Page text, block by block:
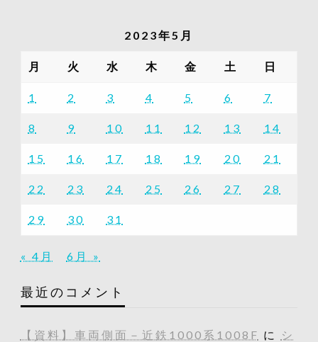
一
2023年5月
月 火 水 木 金 土 日
1 2 3 4 5 6 7
8 9 10 11 12 13 14
15 16 17 18 19 20 21
22 23 24 25 26 27 28
29 30 31
« 4月 6月 »
最近のコメント
【資料】車両側面－近鉄1000系1008F に
シ